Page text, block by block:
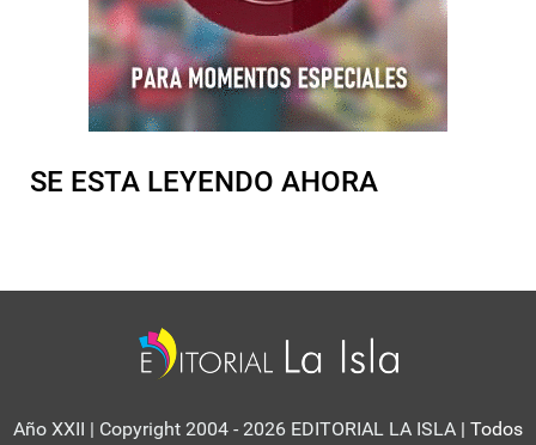
SE ESTA LEYENDO AHORA
Año XXII | Copyright 2004 - 2026 EDITORIAL LA ISLA | Todos